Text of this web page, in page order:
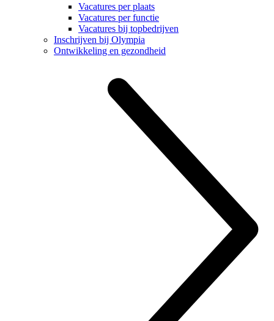
Vacatures per plaats
Vacatures per functie
Vacatures bij topbedrijven
Inschrijven bij Olympia
Ontwikkeling en gezondheid